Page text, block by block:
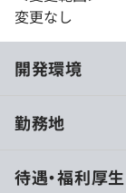
変更なし
開発環境
見を出し合い、
勤務地
待遇・福利厚生